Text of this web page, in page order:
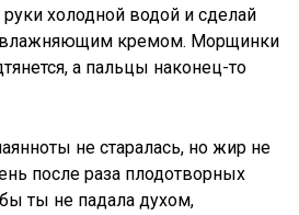
холодной водой и сделай
кремом. Морщинки
а пальцы наконец-то
не старалась, но жир не
после раза плодотворных
ты не падала духом,